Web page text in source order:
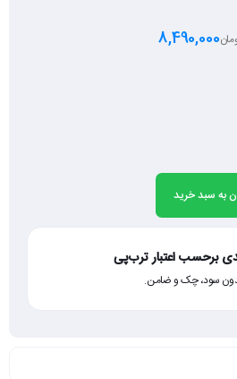
8,490,000
به سبد خرید
برحسب اعتبار ترب‌پی